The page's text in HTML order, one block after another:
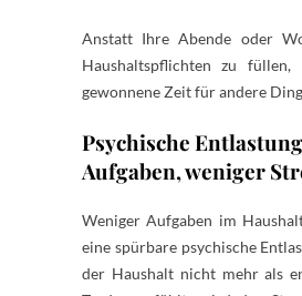
Anstatt Ihre Abende oder
Haushaltspflichten zu füllen,
gewonnene Zeit für andere
Psychische
Aufgaben, weniger
Weniger Aufgaben im
eine spürbare psychische
der Haushalt nicht mehr als